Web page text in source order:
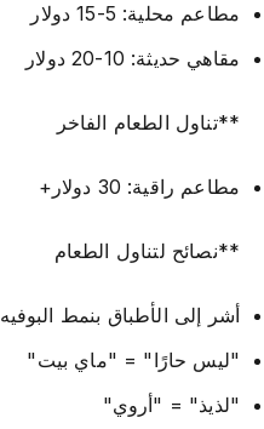
مطاعم محلية: 5-15 دولار
مقاهي حديثة: 10-20 دولار
**تناول الطعام الفاخر
مطاعم راقية: 30 دولار+
**نصائح لتناول الطعام
أشر إلى الأطباق بنمط البوفيه
"ليس حارًا" = "ماي بيت"
"لذيذ" = "أروي"